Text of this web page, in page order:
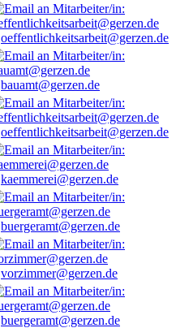
oeffentlichkeitsarbeit@gerzen.de
bauamt@gerzen.de
oeffentlichkeitsarbeit@gerzen.de
kaemmerei@gerzen.de
buergeramt@gerzen.de
vorzimmer@gerzen.de
buergeramt@gerzen.de